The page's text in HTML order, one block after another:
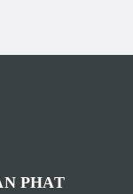
PHAT